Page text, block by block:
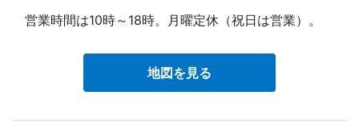
営業時間は10時～18時。月曜定休（祝日は営業）。
地図を見る